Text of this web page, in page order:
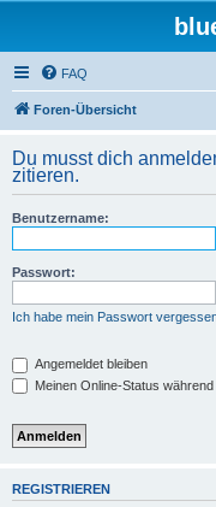
FAQ
Foren-Übersicht
Du musst dich
zitieren.
Benutzername:
Passwort:
Ich habe mein Passwort
Angemeldet bleiben
Meinen Online-Status
REGISTRIEREN